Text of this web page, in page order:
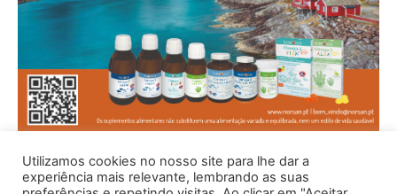
Utilizamos cookies no nosso site para lhe dar a
experiência mais relevante, lembrando as suas